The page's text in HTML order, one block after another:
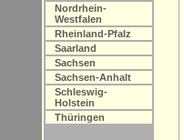
Nordrhein-
Westfalen
Rheinland-Pfalz
Saarland
Sachsen
Sachsen-Anhalt
Schleswig-
Holstein
Thüringen